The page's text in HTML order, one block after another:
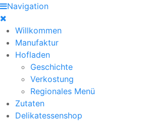
Navigation
Willkommen
Manufaktur
Hofladen
Geschichte
Verkostung
Regionales Menü
Zutaten
Delikatessenshop